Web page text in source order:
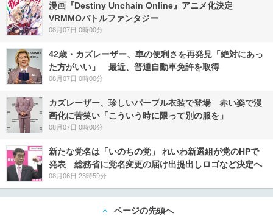
漫画『Destiny Unchain Online』アニメ化決定
VRMMOバトルファンタジー
08月07日 0時00分
42歳・カズレーザー、車の便利さを再発見「絶対にあっ
た方がいい」 最近、普通自動車免許を取得
08月07日 0時00分
カズレーザー、珍しいパープル衣装で登場 赤い姿で漫
画化に苦笑い「こういう時に限って別の服を」
08月07日 0時00分
新たな党名は「いのちの党」 れいわ新選組が党のHPで
発表 総務省に党名変更の届け出提出しロゴなど決定へ
08月06日 23時59分
ページの先頭へ